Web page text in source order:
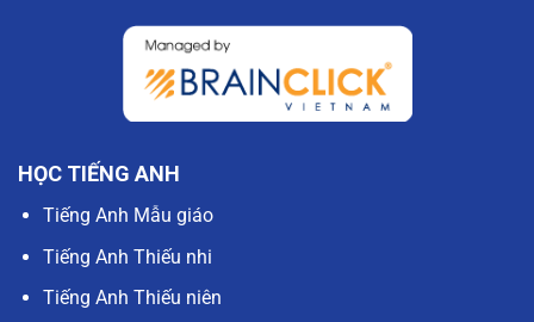
HỌC TIẾNG ANH
Tiếng Anh Mẫu giáo
Tiếng Anh Thiếu nhi
Tiếng Anh Thiếu niên